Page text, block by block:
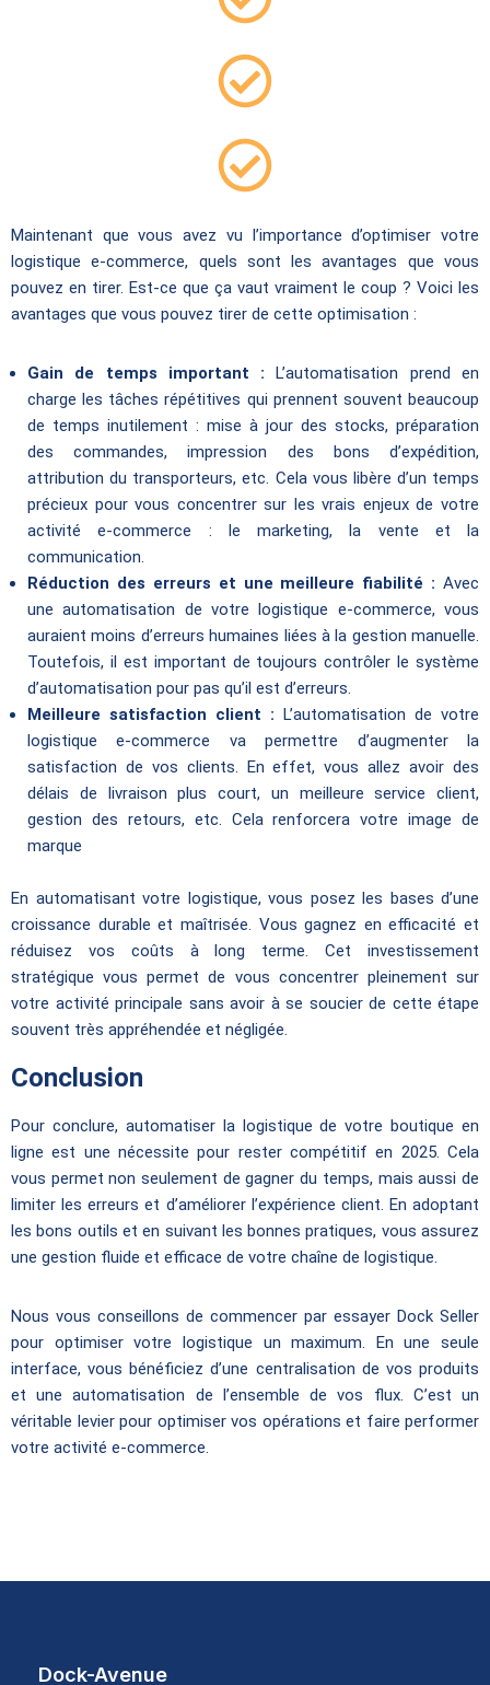
Maintenant que vous avez vu l’importance d’optimiser votre
logistique e-commerce, quels sont les avantages que vous
pouvez en tirer. Est-ce que ça vaut vraiment le coup ? Voici les
avantages que vous pouvez tirer de cette optimisation :
Gain de temps important : L’automatisation prend en
charge les tâches répétitives qui prennent souvent beaucoup
de temps inutilement : mise à jour des stocks, préparation
des commandes, impression des bons d’expédition,
attribution du transporteurs, etc. Cela vous libère d’un temps
précieux pour vous concentrer sur les vrais enjeux de votre
activité e-commerce : le marketing, la vente et la
communication.
Réduction des erreurs et une meilleure fiabilité : Avec
une automatisation de votre logistique e-commerce, vous
auraient moins d’erreurs humaines liées à la gestion manuelle.
Toutefois, il est important de toujours contrôler le système
d’automatisation pour pas qu’il est d’erreurs.
Meilleure satisfaction client : L’automatisation de votre
logistique e-commerce va permettre d’augmenter la
satisfaction de vos clients. En effet, vous allez avoir des
délais de livraison plus court, un meilleure service client,
gestion des retours, etc. Cela renforcera votre image de
marque
En automatisant votre logistique, vous posez les bases d’une
croissance durable et maîtrisée. Vous gagnez en efficacité et
réduisez vos coûts à long terme. Cet investissement
stratégique vous permet de vous concentrer pleinement sur
votre activité principale sans avoir à se soucier de cette étape
souvent très appréhendée et négligée.
Conclusion
Pour conclure, automatiser la logistique de votre boutique en
ligne est une nécessite pour rester compétitif en 2025. Cela
vous permet non seulement de gagner du temps, mais aussi de
limiter les erreurs et d’améliorer l’expérience client. En adoptant
les bons outils et en suivant les bonnes pratiques, vous assurez
une gestion fluide et efficace de votre chaîne de logistique.
Nous vous conseillons de commencer par essayer Dock Seller
pour optimiser votre logistique un maximum. En une seule
interface, vous bénéficiez d’une centralisation de vos produits
et une automatisation de l’ensemble de vos flux. C’est un
véritable levier pour optimiser vos opérations et faire performer
votre activité e-commerce.
Dock-Avenue